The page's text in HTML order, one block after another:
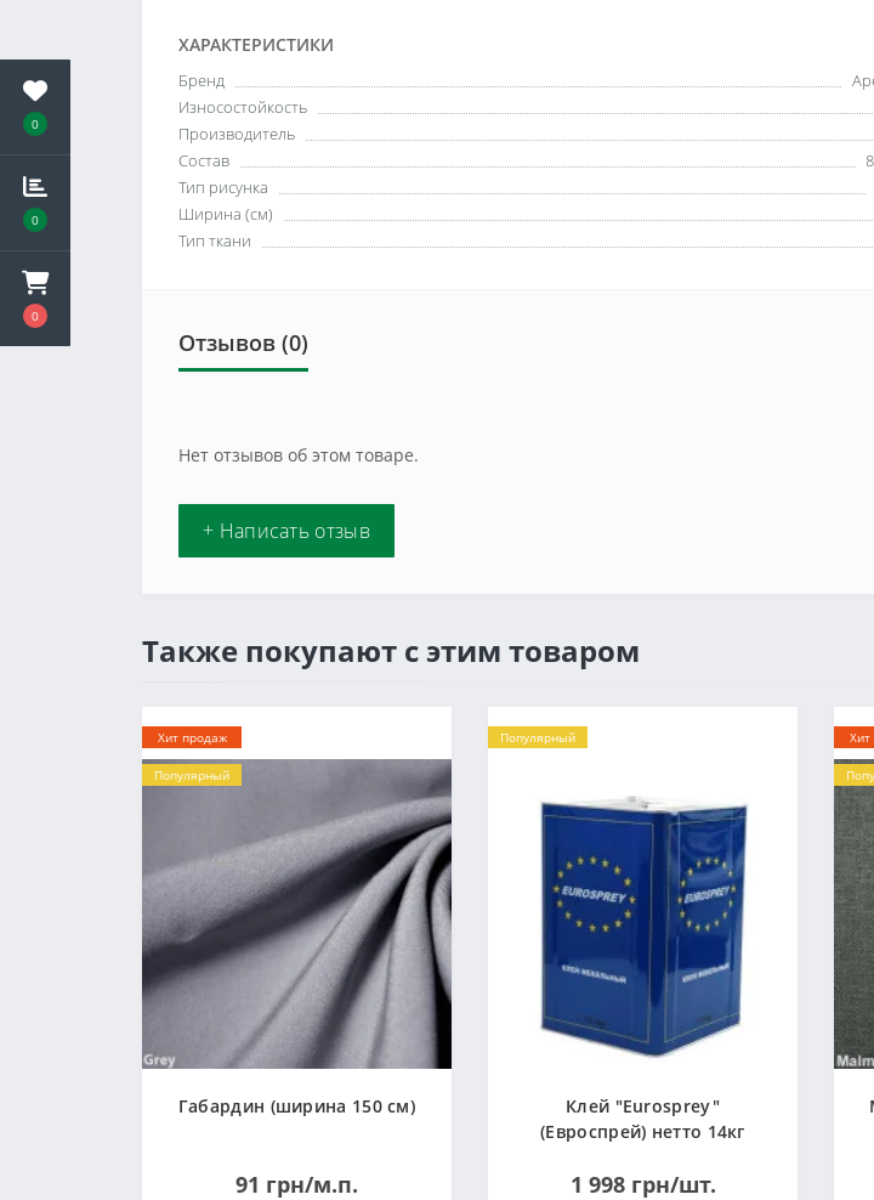
0
0
0
ХАРАКТЕРИСТИКИ
Бренд
Износостойкость
Производитель
Состав
Тип рисунка
Ширина (см)
Тип ткани
Отзывов (0)
Нет отзывов об этом товаре.
+ Написать отзыв
Также покупают с этим товаром
Хит продаж
Популярный
Габардин (ширина 150 см)
91 грн/м.п.
Популярный
Клей "Eurosprey"
(Евроспрей) нетто 14кг
1 998 грн/шт.